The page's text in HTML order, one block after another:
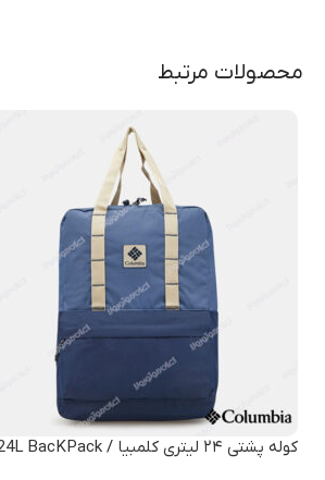
محصولات مرتبط
کوله پشتی ۲۴ لیتری کلمبیا / Columbia Trek 24L BacKPack